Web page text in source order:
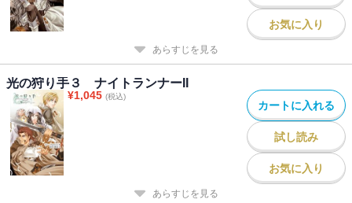
お気に入り
あらすじを見る
光の狩り手３ ナイトランナーII
¥1,045 (税込)
カートに入れる
試し読み
お気に入り
あらすじを見る